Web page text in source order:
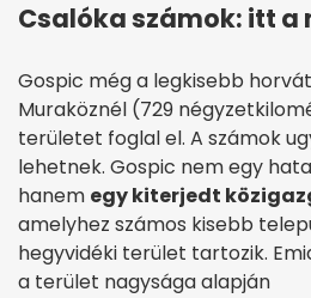
Csalóka számok: itt
Gospic még a legkisebb
Muraköznél (729
területet foglal el. A számok
lehetnek. Gospic nem egy
hanem egy kiterjedt
amelyhez számos kisebb
hegyvidéki terület tartozik.
a terület nagysága alapján